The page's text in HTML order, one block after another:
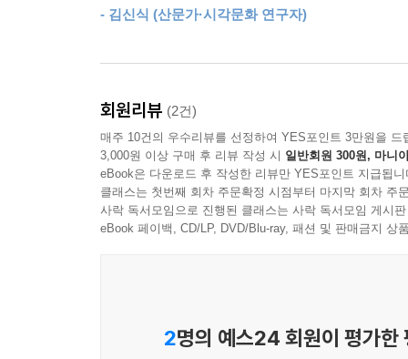
다 천 원 더 비쌌다. 우리는 성인 표를 들고 조금
이름표 옷핀으로 누나의 손톱을 긁으면 손톱에
작품 속 많은 인물들은 호기심으로 가득 차 있다.
이해하지만 대부분 일반적으로 사회 공유 맥락에
실패하기만 하는 사람(「편협의 완성」), 3테
(「아프라테르」), 킬러가 등장하는 영화?드라
(「품사의 하루」), 과학 수업으로 힘의 논리를
세계관을 갖게 된 아이들(「우리의 투쟁」) 등이
우발적 황당함으로 작동되는 이갑수표 소설 실험실
- 김신식 (산문가·시각문화 연구자)
회원리뷰 (2건)
매주 10건의 우수리뷰를 선정하여 YES포인트 3만원을 드
3,000원 이상 구매 후 리뷰 작성 시 일반회원 300원, 마니
eBook은 다운로드 후 작성한 리뷰만 YES포인트 지급됩니
클래스는 첫번째 회차 주문확정 시점부터 마지막 회차 주
사락 독서모임으로 진행된 클래스는 사락 독서모임 게시
eBook 페이백, CD/LP, DVD/Blu-ray, 패션 및 판매금지 상
2명의 예스24 회원이 평가한